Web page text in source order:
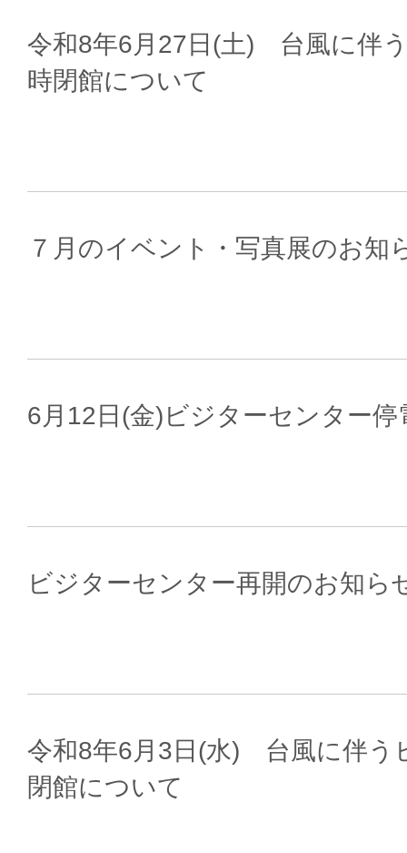
令和8年6月27日(土) 台風に伴
時閉館について
７月のイベント・写真展のお知
6月12日(金)ビジターセンター
ビジターセンター再開のお知ら
令和8年6月3日(水) 台風に伴う
閉館について